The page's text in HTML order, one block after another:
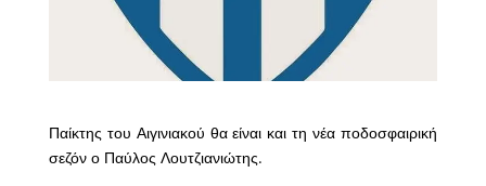
Παίκτης του Αιγινιακού θα είναι και τη νέα ποδοσφαιρική
σεζόν ο Παύλος Λουτζιανιώτης.